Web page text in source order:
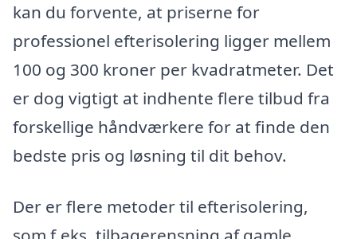
kan du forvente, at priserne for
professionel efterisolering ligger mellem
100 og 300 kroner per kvadratmeter. Det
er dog vigtigt at indhente flere tilbud fra
forskellige håndværkere for at finde den
bedste pris og løsning til dit behov.
Der er flere metoder til efterisolering,